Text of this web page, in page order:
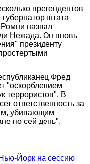
претендентов
штата
Ромни назвал
Нежада. Он вновь
президенту
Фред
"оскорблением
террористов". В
ответственность за
убивающим
по сей день".
Йорк на сессию